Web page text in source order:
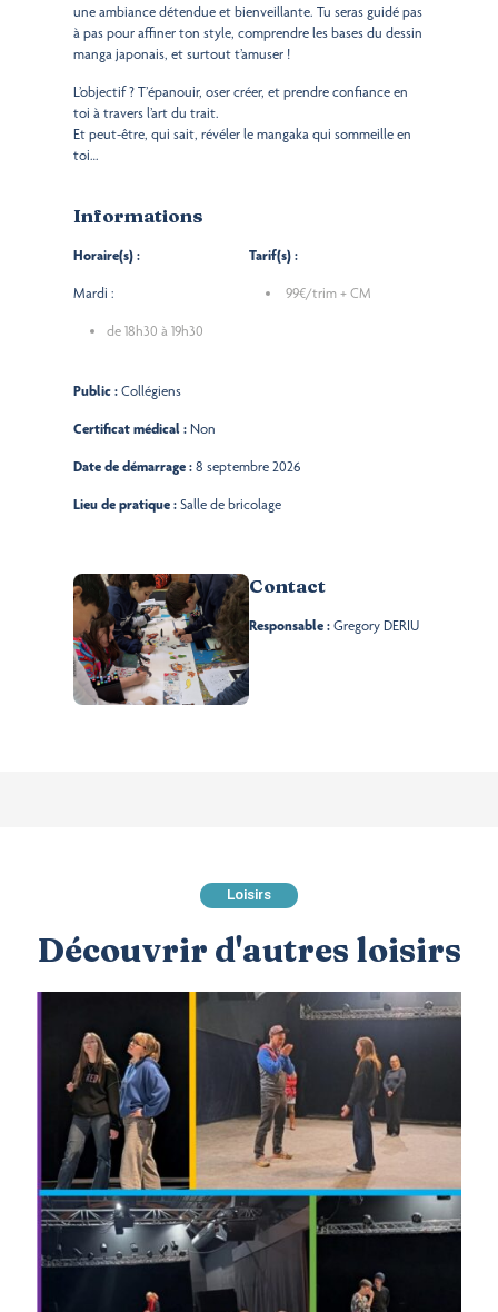
une ambiance détendue et bienveillante. Tu seras guidé pas
à pas pour affiner ton style, comprendre les bases du dessin
manga japonais, et surtout t’amuser !
L’objectif ? T’épanouir, oser créer, et prendre confiance en
toi à travers l’art du trait.
Et peut-être, qui sait, révéler le mangaka qui sommeille en
toi…
Informations
Horaire(s) :
Mardi :
de 18h30 à 19h30
Tarif(s) :
99€/trim + CM
Public : Collégiens
Certificat médical : Non
Date de démarrage : 8 septembre 2026
Lieu de pratique : Salle de bricolage
Contact
Responsable :Gregory DERIU
Loisirs
Découvrir d'autres loisirs